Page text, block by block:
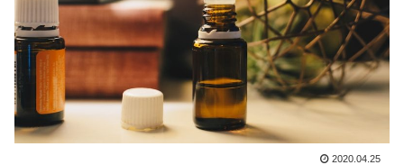
2020.04.25